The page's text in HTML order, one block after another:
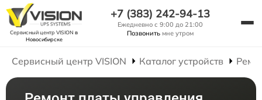
Сервисный центр VISION в
Новосибирске
+7 (383) 242-94-13
Ежедневно с 9:00 до 21:00
Позвонить мне утром
Сервисный центр VISION Каталог устройств